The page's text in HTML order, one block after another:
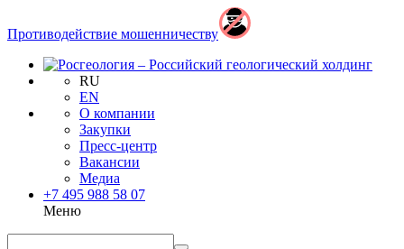
Противодействие мошенничеству
RU
EN
О компании
Закупки
Пресс-центр
Вакансии
Медиа
+7 495 988 58 07
Меню